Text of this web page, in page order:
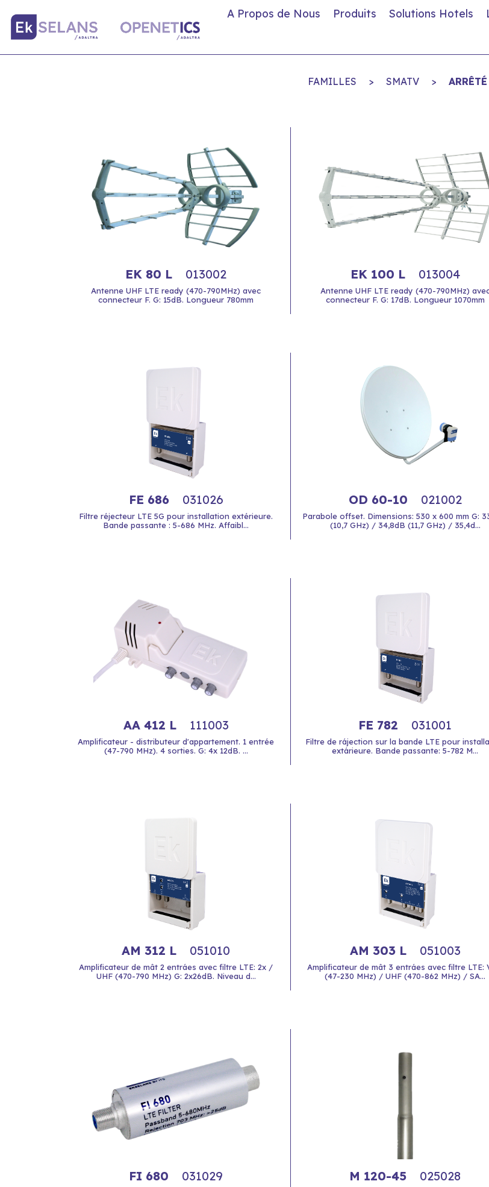
A Propos de Nous Produits Solutions Hotels
FAMILLES > SMATV >
EK 80 L 013002
Antenne UHF LTE ready (470-790MHz) avec
connecteur F. G: 15dB. Longueur 780mm
EK 100 L 013004
Antenne UHF LTE ready (470-790MHz)
connecteur F. G: 17dB. Longueur 1070mm
FE 686 031026
Filtre réjecteur LTE 5G pour installation extérieure.
Bande passante : 5-686 MHz. Affaibl...
OD 60-10 021002
Parabole offset. Dimensions: 530 x 600 mm G:
(10,7 GHz) / 34,8dB (11,7 GHz) / 35,4d...
AA 412 L 111003
Amplificateur - distributeur d'appartement. 1 entrée
(47-790 MHz). 4 sorties. G: 4x 12dB. ...
FE 782 031001
Filtre de rájection sur la bande LTE pour
extárieure. Bande passante: 5-782 M...
AM 312 L 051010
Amplificateur de mât 2 entráes avec filtre LTE: 2x /
UHF (470-790 MHz) G: 2x26dB. Niveau d...
AM 303 L 051003
Amplificateur de mât 3 entráes avec filtre LTE:
(47-230 MHz) / UHF (470-862 MHz) / SA...
FI 680 031029 M 120-45 025028